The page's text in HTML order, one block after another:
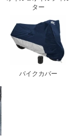
ター
バイクカバー